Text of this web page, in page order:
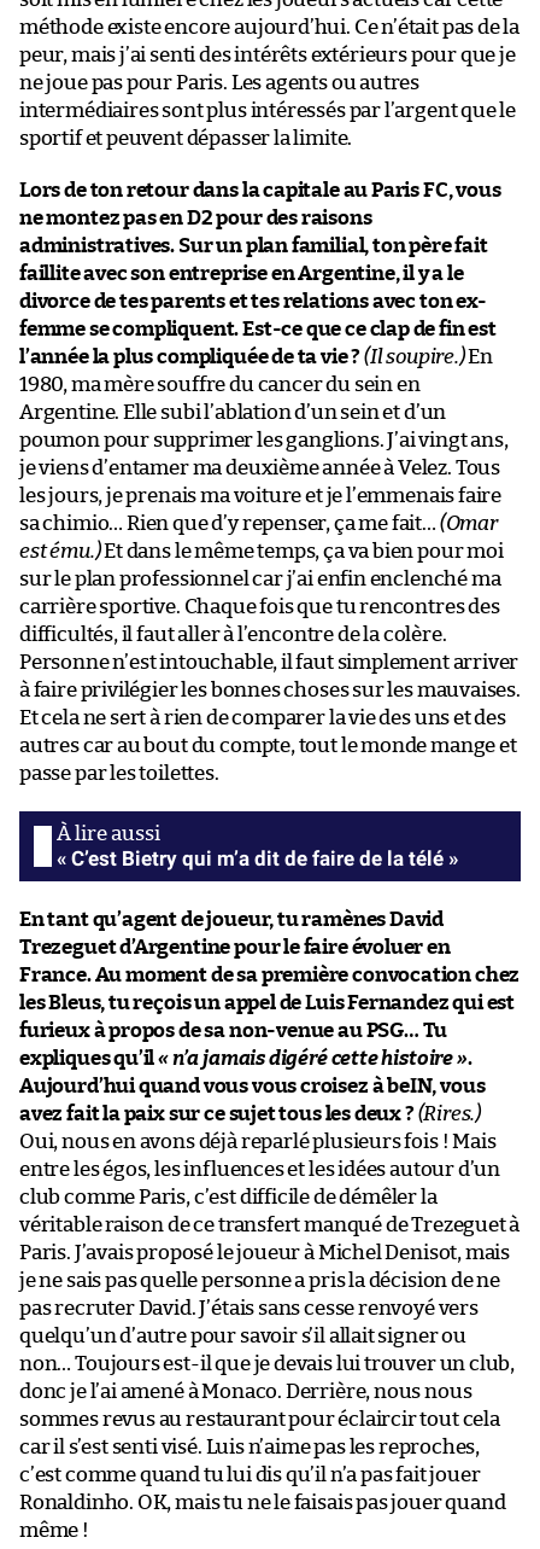
méthode existe encore aujourd’hui. Ce n’était pas de la
peur, mais j’ai senti des intérêts extérieurs pour que je
ne joue pas pour Paris. Les agents ou autres
intermédiaires sont plus intéressés par l’argent que le
sportif et peuvent dépasser la limite.
Lors de ton retour dans la capitale au Paris FC, vous
ne montez pas en D2 pour des raisons
administratives. Sur un plan familial, ton père fait
faillite avec son entreprise en Argentine, il y a le
divorce de tes parents et tes relations avec ton ex-
femme se compliquent. Est-ce que ce clap de fin est
l’année la plus compliquée de ta vie ? (Il soupire.)En
1980, ma mère souffre du cancer du sein en
Argentine. Elle subi l’ablation d’un sein et d’un
poumon pour supprimer les ganglions. J’ai vingt ans,
je viens d’entamer ma deuxième année à Velez. Tous
les jours, je prenais ma voiture et je l’emmenais faire
sa chimio… Rien que d’y repenser, ça me fait… (Omar
est ému.)Et dans le même temps, ça va bien pour moi
sur le plan professionnel car j’ai enfin enclenché ma
carrière sportive. Chaque fois que tu rencontres des
difficultés, il faut aller à l’encontre de la colère.
Personne n’est intouchable, il faut simplement arriver
à faire privilégier les bonnes choses sur les mauvaises.
Et cela ne sert à rien de comparer la vie des uns et des
autres car au bout du compte, tout le monde mange et
passe par les toilettes.
« C’est Bietry qui m’a dit de faire de la télé »
En tant qu’agent de joueur, tu ramènes David
Trezeguet d’Argentine pour le faire évoluer en
France. Au moment de sa première convocation chez
les Bleus, tu reçois un appel de Luis Fernandez qui est
furieux à propos de sa non-venue au PSG… Tu
expliques qu’il« n’a jamais digéré cette histoire ».
Aujourd’hui quand vous vous croisez à beIN, vous
avez fait la paix sur ce sujet tous les deux ? (Rires.)
Oui, nous en avons déjà reparlé plusieurs fois ! Mais
entre les égos, les influences et les idées autour d’un
club comme Paris, c’est difficile de démêler la
véritable raison de ce transfert manqué de Trezeguet à
Paris. J’avais proposé le joueur à Michel Denisot, mais
je ne sais pas quelle personne a pris la décision de ne
pas recruter David. J’étais sans cesse renvoyé vers
quelqu’un d’autre pour savoir s’il allait signer ou
non… Toujours est-il que je devais lui trouver un club,
donc je l’ai amené à Monaco. Derrière, nous nous
sommes revus au restaurant pour éclaircir tout cela
car il s’est senti visé. Luis n’aime pas les reproches,
c’est comme quand tu lui dis qu’il n’a pas fait jouer
Ronaldinho. OK, mais tu ne le faisais pas jouer quand
même !